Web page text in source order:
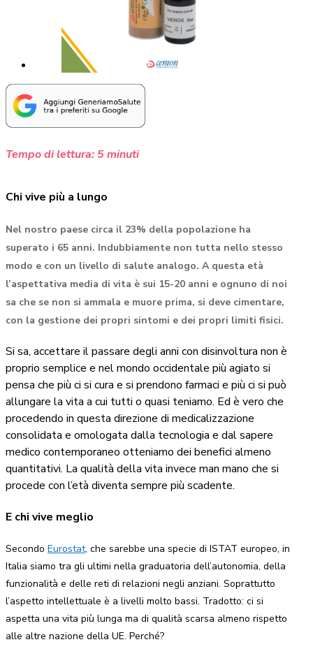
Tempo di lettura: 5minuti
Chi vive più a lungo
Nel nostro paese circa il 23% della popolazione ha
superato i 65 anni. Indubbiamente non tutta nello stesso
modo e con un livello di salute analogo. A questa età
l’aspettativa media di vita è sui 15-20 anni e ognuno di noi
sa che se non si ammala e muore prima, si deve cimentare,
con la gestione dei propri sintomi e dei propri limiti fisici.
Si sa, accettare il passare degli anni con disinvoltura non è
proprio semplice e nel mondo occidentale più agiato si
pensa che più ci si cura e si prendono farmaci e più ci si può
allungare la vita a cui tutti o quasi teniamo. Ed è vero che
procedendo in questa direzione di medicalizzazione
consolidata e omologata dalla tecnologia e dal sapere
medico contemporaneo otteniamo dei benefici almeno
quantitativi. La qualità della vita invece man mano che si
procede con l’età diventa sempre più scadente.
E chi vive meglio
Secondo Eurostat, che sarebbe una specie di ISTAT europeo, in
Italia siamo tra gli ultimi nella graduatoria dell’autonomia, della
funzionalità e delle reti di relazioni negli anziani. Soprattutto
l’aspetto intellettuale è a livelli molto bassi. Tradotto: ci si
aspetta una vita più lunga ma di qualità scarsa almeno rispetto
alle altre nazione della UE. Perché?